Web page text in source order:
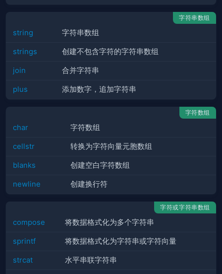
字符串数组
string 字符串数组
strings 创建不包含字符的字符串数组
join 合并字符串
plus 添加数字，追加字符串
字符数组
char 字符数组
cellstr 转换为字符向量元胞数组
blanks 创建空白字符数组
newline 创建换行符
字符或字符串数组
compose 将数据格式化为多个字符串
sprintf 将数据格式化为字符串或字符向量
strcat 水平串联字符串